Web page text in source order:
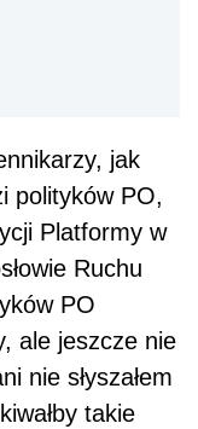
jak
polityków PO,
Platformy w
Ruchu
PO
ale jeszcze nie
nie słyszałem
takie